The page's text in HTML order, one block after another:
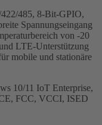
422/485, 8-Bit-GPIO,
Spannungseingang
von -20
LTE-Unterstützung
mobile und stationäre
10/11 IoT Enterprise,
FCC, VCCI, ISED